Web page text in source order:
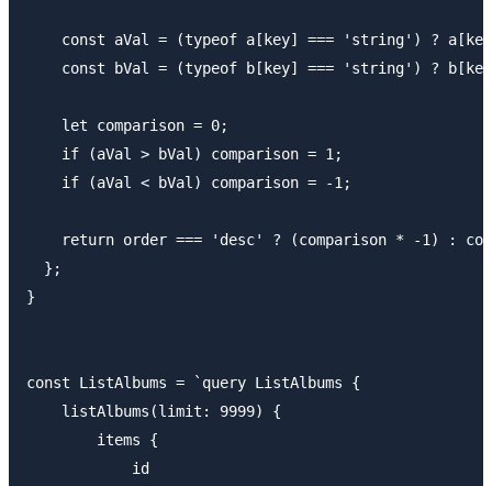
const aVal = (typeof a[key] === 'string') ?
const bVal = (typeof b[key] === 'string') ?
    let comparison = 0;
    if (aVal > bVal) comparison = 1;
    if (aVal < bVal) comparison = -1;
return order === 'desc' ? (comparison * -1) :
  };
}
const ListAlbums = `query ListAlbums {
    listAlbums(limit: 9999) {
        items {
            id